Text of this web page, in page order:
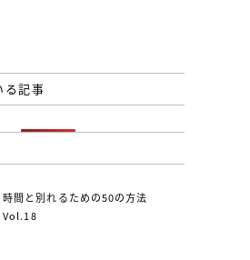
る記事
時間と別れるための50の方法
Vol.18